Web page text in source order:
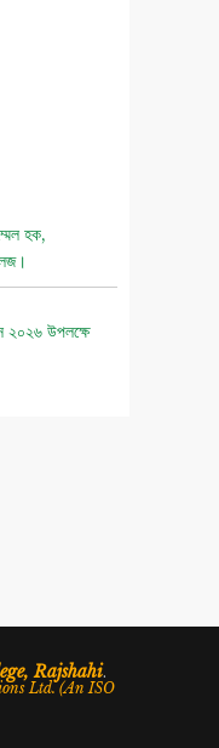
হক,
২০২৬ উপলক্ষে
Rajshahi.
Ltd. (An ISO